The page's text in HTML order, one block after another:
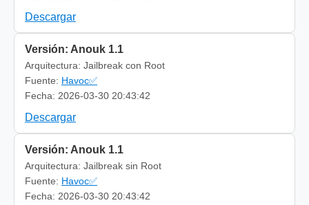
Descargar
Versión: Anouk 1.1
Arquitectura: Jailbreak con Root
Fuente: Havoc✅
Fecha: 2026-03-30 20:43:42
Descargar
Versión: Anouk 1.1
Arquitectura: Jailbreak sin Root
Fuente: Havoc✅
Fecha: 2026-03-30 20:43:42